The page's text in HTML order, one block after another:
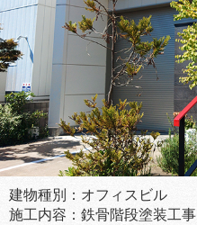
建物種別：オフィスビル
施工内容：鉄骨階段塗装工事